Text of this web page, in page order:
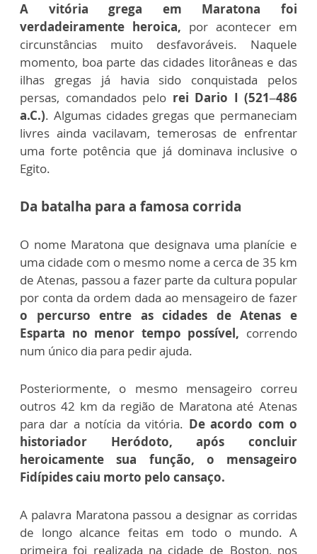
A vitória grega em Maratona foi
verdadeiramente heroica, por acontecer em
circunstâncias muito desfavoráveis. Naquele
momento, boa parte das cidades litorâneas e das
ilhas gregas já havia sido conquistada pelos
persas, comandados pelo rei Dario I (521–486
a.C.). Algumas cidades gregas que permaneciam
livres ainda vacilavam, temerosas de enfrentar
uma forte potência que já dominava inclusive o
Egito.
Da batalha para a famosa corrida
O nome Maratona que designava uma planície e
uma cidade com o mesmo nome a cerca de 35 km
de Atenas, passou a fazer parte da cultura popular
por conta da ordem dada ao mensageiro de fazer
o percurso entre as cidades de Atenas e
Esparta no menor tempo possível, correndo
num único dia para pedir ajuda.
Posteriormente, o mesmo mensageiro correu
outros 42 km da região de Maratona até Atenas
para dar a notícia da vitória. De acordo com o
historiador Heródoto, após concluir
heroicamente sua função, o mensageiro
Fidípides caiu morto pelo cansaço.
A palavra Maratona passou a designar as corridas
de longo alcance feitas em todo o mundo. A
primeira foi realizada na cidade de Boston, nos